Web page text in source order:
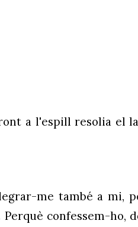
a l'espill resolia el
me també a mi,
confessem-ho,